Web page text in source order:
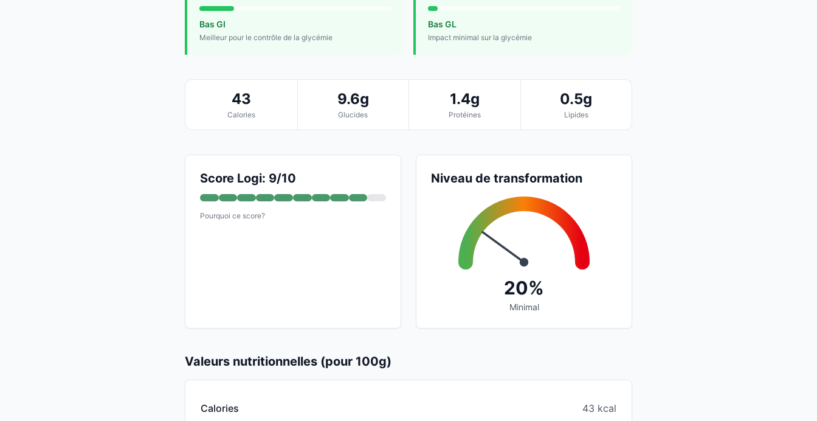
Bas GI
Meilleur pour le contrôle de la glycémie
Bas GL
Impact minimal sur la glycémie
43
Calories
9.6g
Glucides
1.4g
Protéines
0.5g
Lipides
Score Logi: 9/10
Pourquoi ce score?
Niveau de transformation
20%
Minimal
Valeurs nutritionnelles (pour 100g)
Calories 43 kcal